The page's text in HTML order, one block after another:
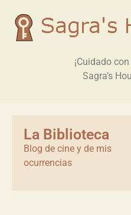
¡Cuidado
Sagra’s
La Biblioteca
Blog de cine y de mis
ocurrencias